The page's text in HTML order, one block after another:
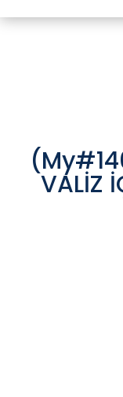
VALİZ